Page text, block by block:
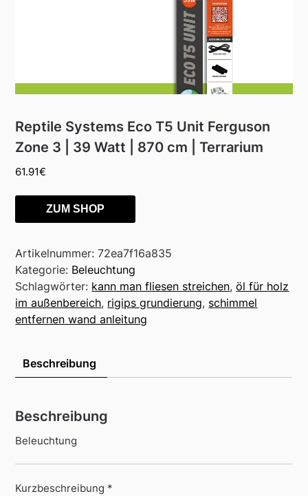
Reptile Systems Eco T5 Unit Ferguson
Zone 3 | 39 Watt | 870 cm | Terrarium
61.91€
ZUM SHOP
Artikelnummer:72ea7f16a835
Kategorie: Beleuchtung
Schlagwörter: kann man fliesen streichen,öl für holz
im außenbereich, rigips grundierung, schimmel
entfernen wand anleitung
Beschreibung
Beschreibung
Beleuchtung
Kurzbeschreibung *